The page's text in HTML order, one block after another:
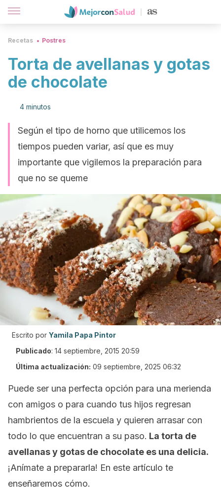
Recetas Postres
Torta de avellanas y gotas
de chocolate
4 minutos
Según el tipo de horno que utilicemos los
tiempos pueden variar, así que es muy
importante que vigilemos la preparación para
que no se queme
Escrito por Yamila Papa Pintor
Publicado: 14 septiembre, 2015 20:59
Última actualización: 09 septiembre, 2025 06:32
Puede ser una perfecta opción para una merienda
con amigos o para cuando tus hijos regresan
hambrientos de la escuela y quieren arrasar con
todo lo que encuentran a su paso. La torta de
avellanas y gotas de chocolate es una delicia.
¡Anímate a prepararla! En este artículo te
enseñaremos cómo.